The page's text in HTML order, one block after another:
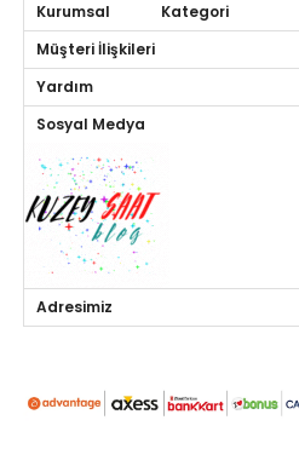
Kurumsal Kategori
Müşteri İlişkileri
Yardım
Sosyal Medya
Adresimiz